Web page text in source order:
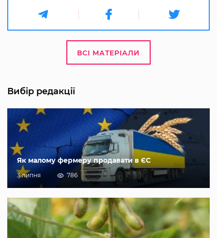
ВСІ МАТЕРІАЛИ
Вибір редакції
Як малому фермеру продавати в ЄС
3 липня 786